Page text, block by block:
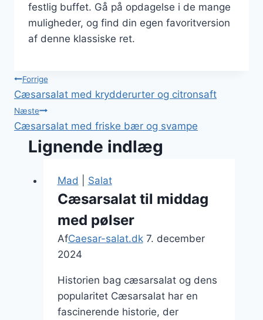
festlig buffet. Gå på opdagelse i de mange
muligheder, og find din egen favoritversion
af denne klassiske ret.
Indlægsnavigation
Forrige
Cæsarsalat med krydderurter og citronsaft
Næste
Cæsarsalat med friske bær og svampe
Lignende indlæg
Mad Salat
Cæsarsalat til middag
med pølser
AfCaesar-salat.dk 7. december
2024
Historien bag cæsarsalat og dens
popularitet Cæsarsalat har en
fascinerende historie, der